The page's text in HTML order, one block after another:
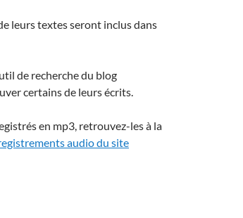
leurs textes seront inclus dans
de recherche du blog
certains de leurs écrits.
en mp3, retrouvez-les à la
audio du site